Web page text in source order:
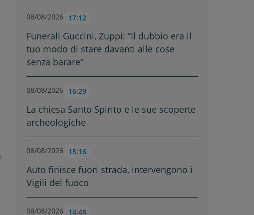
08/08/2026 17:12
Funerali Guccini, Zuppi: “Il dubbio era il
tuo modo di stare davanti alle cose
senza barare”
08/08/2026 16:29
La chiesa Santo Spirito e le sue scoperte
archeologiche
08/08/2026 15:16
Auto finisce fuori strada, intervengono i
Vigili del fuoco
08/08/2026 14:48